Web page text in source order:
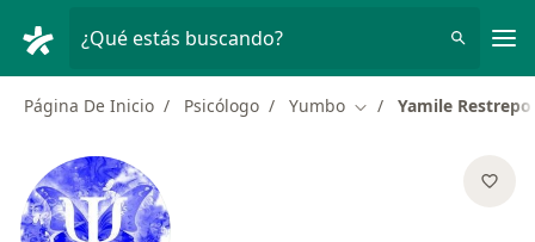
¿Qué estás buscando?
Página De Inicio Psicólogo Yumbo Cambiar de ciudad
Yamile Restrepo